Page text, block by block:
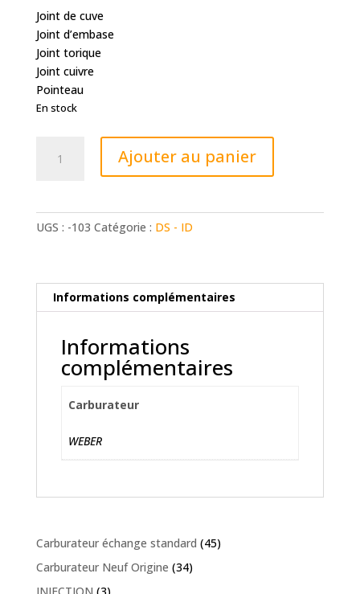
Joint de cuve
Joint d’embase
Joint torique
Joint cuivre
Pointeau
En stock
DLE
Ajouter au panier
UGS : -103 Catégorie : DS - ID
Informations complémentaires
Informations
complémentaires
Carburateur
WEBER
Carburateur échange standard (45)
Carburateur Neuf Origine (34)